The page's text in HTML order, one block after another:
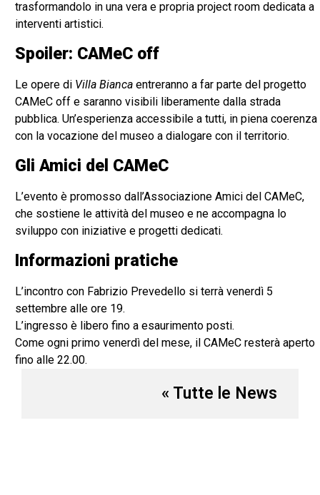
trasformandolo in una vera e propria project room dedicata a
interventi artistici.
Spoiler: CAMeC off
Le opere di Villa Biancaentreranno a far parte del progetto
CAMeC off e saranno visibili liberamente dalla strada
pubblica. Un’esperienza accessibile a tutti, in piena coerenza
con la vocazione del museo a dialogare con il territorio.
Gli Amici del CAMeC
L’evento è promosso dall’Associazione Amici del CAMeC,
che sostiene le attività del museo e ne accompagna lo
sviluppo con iniziative e progetti dedicati.
Informazioni pratiche
L’incontro con Fabrizio Prevedello si terrà venerdì 5
settembre alle ore 19.
L’ingresso è libero fino a esaurimento posti.
Come ogni primo venerdì del mese, il CAMeC resterà aperto
fino alle 22.00.
« Tutte le News